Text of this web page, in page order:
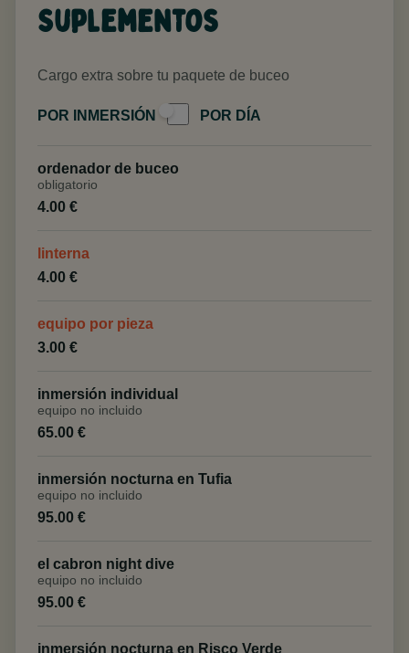
Suplementos
Cargo extra sobre tu paquete de buceo
POR INMERSIÓN POR DÍA
ordenador de buceo
obligatorio
4.00 €
linterna
4.00 €
equipo por pieza
3.00 €
inmersión individual
equipo no incluido
65.00 €
inmersión nocturna en Tufia
equipo no incluido
95.00 €
el cabron night dive
equipo no incluido
95.00 €
inmersión nocturna en Risco Verde